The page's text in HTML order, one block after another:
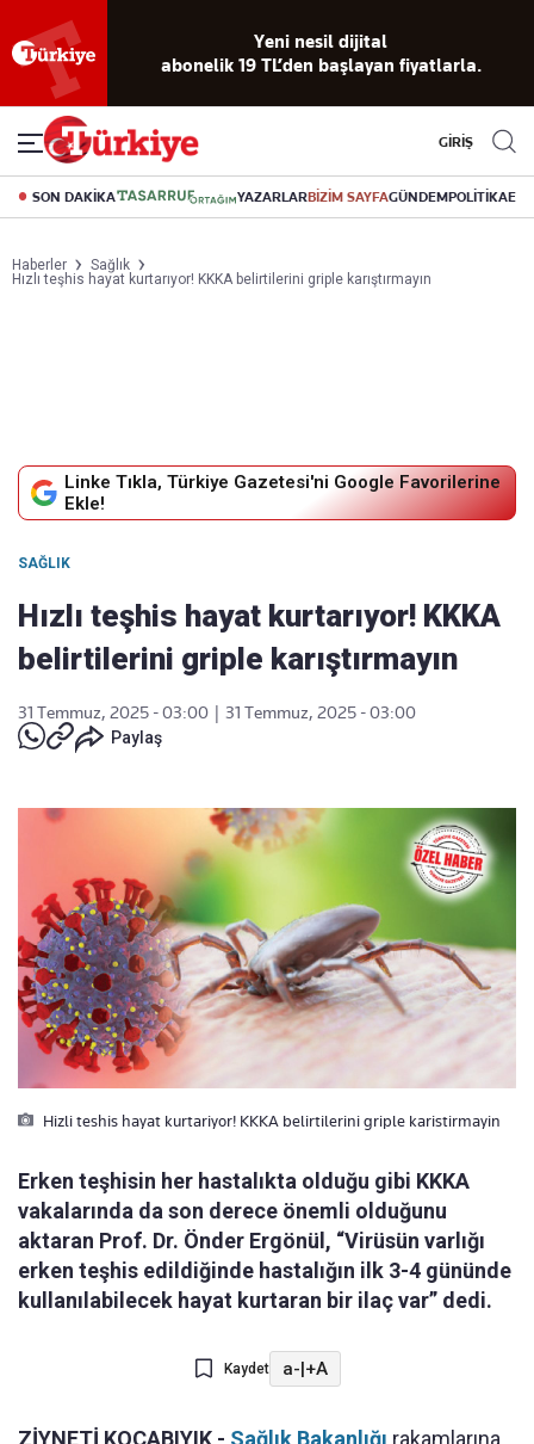
Yeni nesil dijital
abonelik 19 TL’den başlayan fiyatlarla.
GİRİŞ
SON DAKİKA YAZARLARBİZİM SAYFAGÜNDEMPOLİTİKA
Haberler
Sağlık
Hızlı teşhis hayat kurtarıyor! KKKA belirtilerini griple karıştırmayın
Linke Tıkla, Türkiye Gazetesi'ni Google Favorilerine
Ekle!
SAĞLIK
Hızlı teşhis hayat kurtarıyor! KKKA
belirtilerini griple karıştırmayın
31 Temmuz, 2025 - 03:00
31 Temmuz, 2025 - 03:00
Paylaş
Hizli teshis hayat kurtariyor! KKKA belirtilerini griple karistirmayin
Erken teşhisin her hastalıkta olduğu gibi KKKA
vakalarında da son derece önemli olduğunu
aktaran Prof. Dr. Önder Ergönül, “Virüsün varlığı
erken teşhis edildiğinde hastalığın ilk 3-4 gününde
kullanılabilecek hayat kurtaran bir ilaç var” dedi.
Kaydet a-|+A
ZİYNETİ KOCABIYIK - Sağlık Bakanlığı rakamlarına